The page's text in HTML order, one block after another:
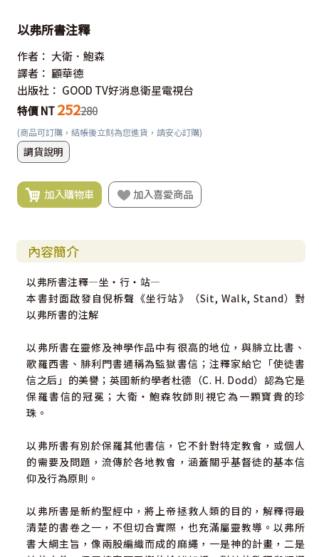
以弗所書注釋
作者： 大衛．鮑森
譯者： 顧華德
出版社： GOOD TV好消息衛星電視台
特價 NT 252280
(商品可訂購，結帳後立刻為您進貨，請安心訂購)
調貨說明
加入購物車 加入喜愛商品
內容簡介
以弗所書注釋―坐‧行‧站―
本書封面啟發自倪柝聲《坐行站》（Sit, Walk, Stand）對
以弗所書的注解
以弗所書在靈修及神學作品中有很高的地位，與腓立比書、
歌羅西書、腓利門書通稱為監獄書信；注釋家給它「使徒書
信之后」的美譽；英國新約學者杜德（C. H. Dodd）認為它是
保羅書信的冠冕；大衛‧鮑森牧師則視它為一顆寶貴的珍
珠。
以弗所書有別於保羅其他書信，它不針對特定教會，或個人
的需要及問題，流傳於各地教會，涵蓋關乎基督徒的基本信
仰及行為原則。
以弗所書是新約聖經中，將上帝拯救人類的目的，解釋得最
清楚的書卷之一，不但切合實際，也充滿屬靈教導。以弗所
書大綱主旨，像兩股編織而成的麻繩，一是神的計畫，二是